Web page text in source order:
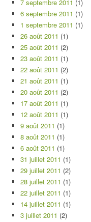
7 septembre 2011 (1)
6 septembre 2011 (1)
1 septembre 2011 (1)
26 août 2011 (1)
25 août 2011 (2)
23 août 2011 (1)
22 août 2011 (2)
21 août 2011 (1)
20 août 2011 (2)
17 août 2011 (1)
12 août 2011 (1)
9 août 2011 (1)
8 août 2011 (1)
6 août 2011 (1)
31 juillet 2011 (1)
29 juillet 2011 (2)
28 juillet 2011 (1)
22 juillet 2011 (1)
14 juillet 2011 (1)
3 juillet 2011 (2)